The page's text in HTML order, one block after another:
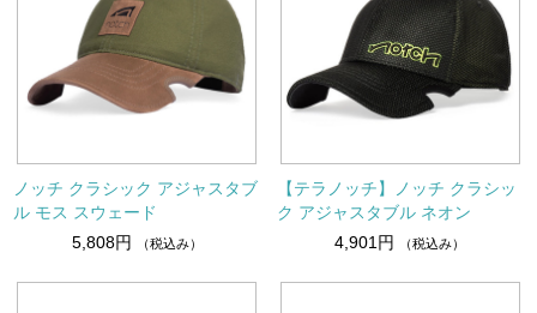
ノッチ クラシック アジャスタブ
ル モス スウェード
5,808円
（税込み）
【テラノッチ】ノッチ クラシッ
ク アジャスタブル ネオン
4,901円
（税込み）